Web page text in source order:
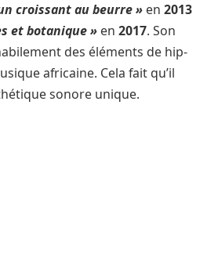
croissant au beurre » en 2013
et botanique » en 2017. Son
des éléments de hip-
africaine. Cela fait qu’il
sonore unique.